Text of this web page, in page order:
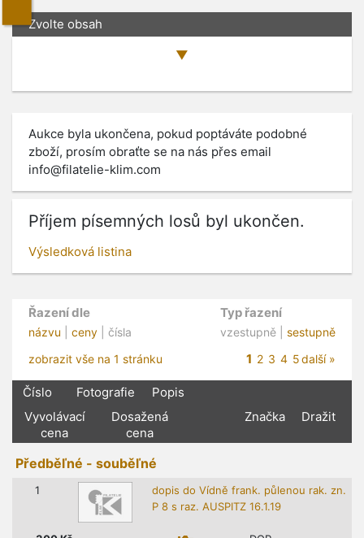
Zvolte obsah
Aukce byla ukončena, pokud poptáváte podobné
zboží, prosím obraťte se na nás přes email
info@filatelie-klim.com
Příjem písemných losů byl ukončen.
Výsledková listina
Řazení dle
názvu ceny | čísla
Typ řazení
vzestupně | sestupně
zobrazit vše na 1 stránku
1 2 3 4 5další »
Číslo Fotografie
Popis
Vyvolávací
cena
Dosažená
cena
Značka Dražit
Předběľné - souběľné
1
dopis do Vídně frank. půlenou rak. zn.
P 8 s raz. AUSPITZ 16.1.19